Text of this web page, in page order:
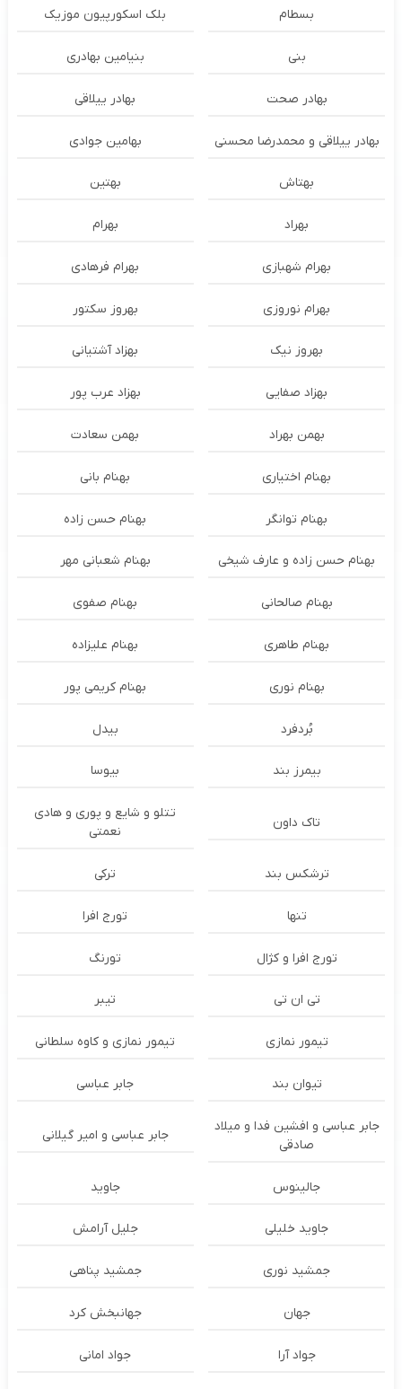
بسطام بلک اسکورپیون موزیک
بنی بنیامین بهادری
بهادر صحت بهادر ییلاقی
بهادر ییلاقی و محمدرضا محسنی بهامین جوادی
بهتاش بهتین
بهراد بهرام
بهرام شهبازی بهرام فرهادی
بهرام نوروزی بهروز سکتور
بهروز نیک بهزاد آشتیانی
بهزاد صفایی بهزاد عرب پور
بهمن بهراد بهمن سعادت
بهنام اختیاری بهنام بانی
بهنام توانگر بهنام حسن زاده
بهنام حسن زاده و عارف شیخی بهنام شعبانی مهر
بهنام صالحانی بهنام صفوی
بهنام طاهری بهنام علیزاده
بهنام نوری بهنام کریمی پور
بُردفرد بیدل
بیمرز بند بیوسا
تاک داون
تتلو و شایع و پوری و هادی
نعمتی
ترشكس بند ترکی
تنها تورج افرا
تورج افرا و کژال تورنگ
تی ان تی تیبر
تیمور نمازی تیمور نمازی و کاوه سلطانی
تیوان بند جابر عباسی
جابر عباسی و افشین فدا و میلاد
صادقی
جابر عباسی و امیر گیلانی
جالینوس جاوید
جاوید خلیلی جلیل آرامش
جمشید نوری جمشید پناهی
جهان جهانبخش کرد
جواد آرا جواد امانی